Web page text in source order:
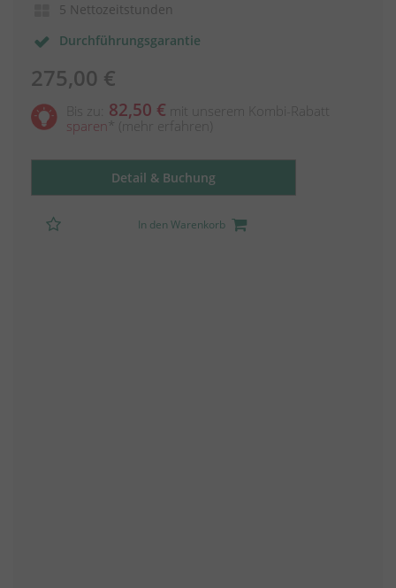
5 Nettozeitstunden
Durchführungsgarantie
275,00 €
Bis zu: 82,50 € mit unserem Kombi-Rabatt
sparen
(mehr erfahren)
Detail & Buchung
In den Warenkorb